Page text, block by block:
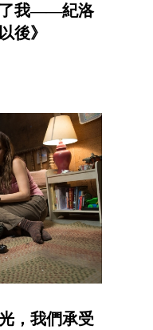
了我——紀洛
後》
，我們承受